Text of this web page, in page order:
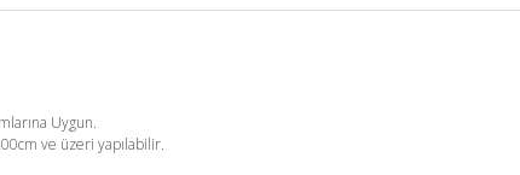
Uygun.
ve üzeri yapılabilir.